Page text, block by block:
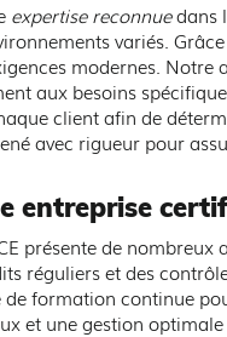
à
expertise reconnuedans
variés.
modernes.
aux besoins
client afin de
avec rigueur pour
entreprise
présente de nombreux
réguliers et des
formation continue
et une gestion